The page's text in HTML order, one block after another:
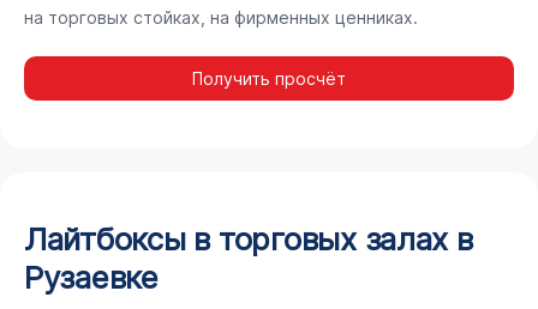
на торговых стойках, на фирменных ценниках.
Получить просчёт
Лайтбоксы в торговых залах в
Рузаевке